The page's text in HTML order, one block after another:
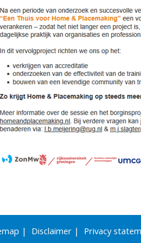
| Disclaimer | Privacy